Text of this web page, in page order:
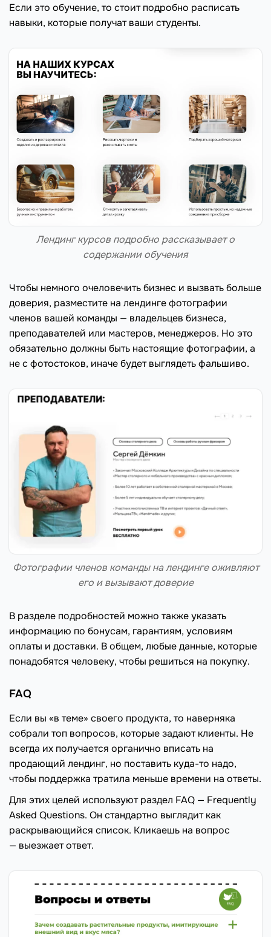
Если это обучение, то стоит подробно расписать
навыки, которые получат ваши студенты.
Лендинг курсов подробно рассказывает о
содержании обучения
Чтобы немного очеловечить бизнес и вызвать больше
доверия, разместите на лендинге фотографии
членов вашей команды — владельцев бизнеса,
преподавателей или мастеров, менеджеров. Но это
обязательно должны быть настоящие фотографии, а
не с фотостоков, иначе будет выглядеть фальшиво.
Фотографии членов команды на лендинге оживляют
его и вызывают доверие
В разделе подробностей можно также указать
информацию по бонусам, гарантиям, условиям
оплаты и доставки. В общем, любые данные, которые
понадобятся человеку, чтобы решиться на покупку.
FAQ
Если вы «в теме» своего продукта, то наверняка
собрали топ вопросов, которые задают клиенты. Не
всегда их получается органично вписать на
продающий лендинг, но поставить куда-то надо,
чтобы поддержка тратила меньше времени на ответы.
Для этих целей используют раздел FAQ — Frequently
Asked Questions. Он стандартно выглядит как
раскрывающийся список. Кликаешь на вопрос
— выезжает ответ.